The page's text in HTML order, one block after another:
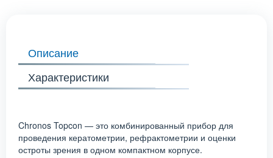
Описание
Характеристики
Chronos Topcon — это комбинированный прибор для
проведения кератометрии, рефрактометрии и оценки
остроты зрения в одном компактном корпусе.